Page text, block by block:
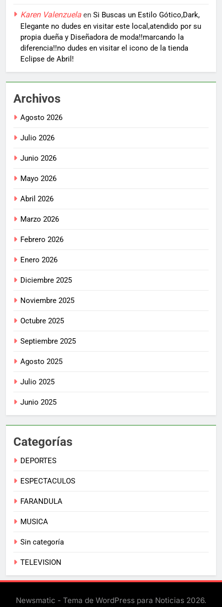
Karen Valenzuela en Si Buscas un Estilo Gótico,Dark,
Elegante no dudes en visitar este local,atendido por su
propia dueña y Diseñadora de moda!!marcando la
diferencia!!no dudes en visitar el icono de la tienda
Eclipse de Abril!
Archivos
Agosto 2026
Julio 2026
Junio 2026
Mayo 2026
Abril 2026
Marzo 2026
Febrero 2026
Enero 2026
Diciembre 2025
Noviembre 2025
Octubre 2025
Septiembre 2025
Agosto 2025
Julio 2025
Junio 2025
Categorías
DEPORTES
ESPECTACULOS
FARANDULA
MUSICA
Sin categoría
TELEVISION
Newsmatic - Tema de WordPress para Noticias 2026.